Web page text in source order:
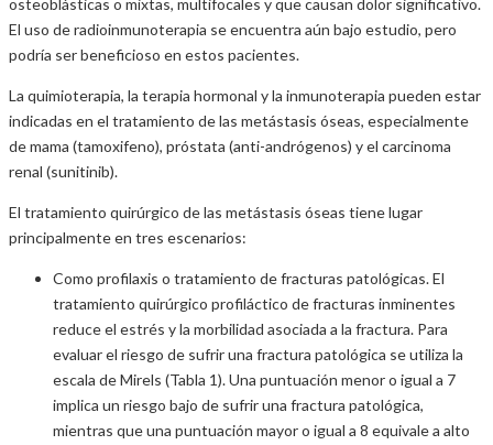
osteoblásticas o mixtas, multifocales y que causan dolor significativo.
El uso de radioinmunoterapia se encuentra aún bajo estudio, pero
podría ser beneficioso en estos pacientes.
La quimioterapia, la terapia hormonal y la inmunoterapia pueden estar
indicadas en el tratamiento de las metástasis óseas, especialmente
de mama (tamoxifeno), próstata (anti-andrógenos) y el carcinoma
renal (sunitinib).
El tratamiento quirúrgico de las metástasis óseas tiene lugar
principalmente en tres escenarios:
Como profilaxis o tratamiento de fracturas patológicas. El
tratamiento quirúrgico profiláctico de fracturas inminentes
reduce el estrés y la morbilidad asociada a la fractura. Para
evaluar el riesgo de sufrir una fractura patológica se utiliza la
escala de Mirels (Tabla 1). Una puntuación menor o igual a 7
implica un riesgo bajo de sufrir una fractura patológica,
mientras que una puntuación mayor o igual a 8 equivale a alto